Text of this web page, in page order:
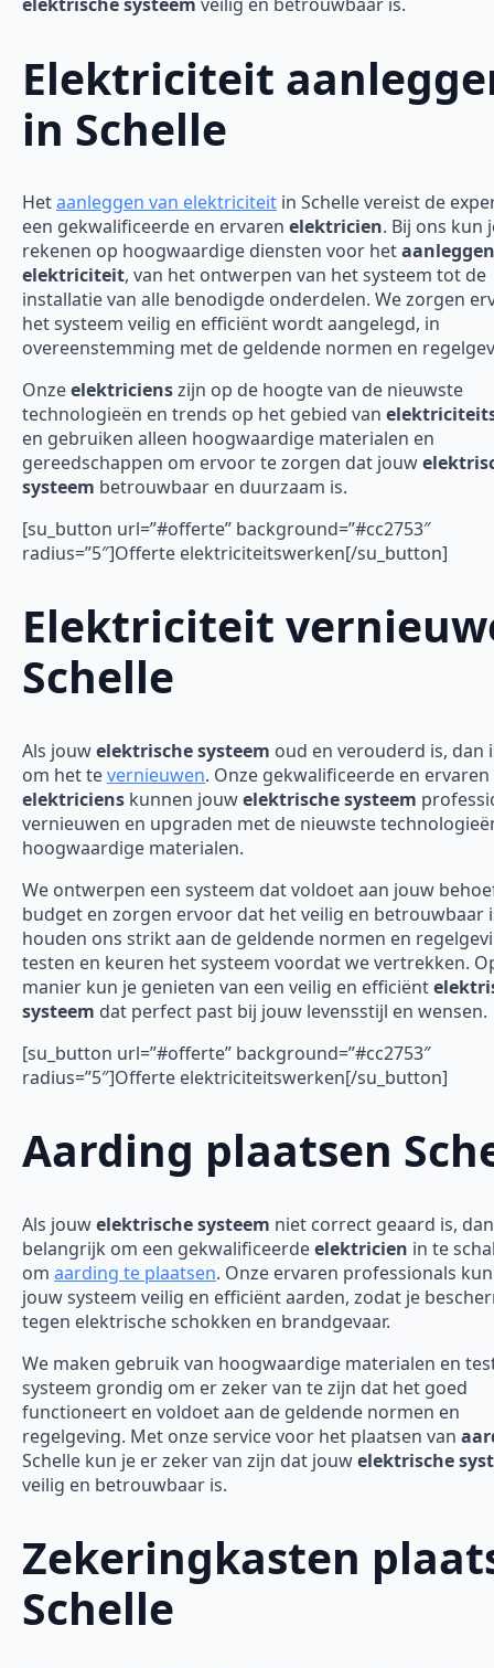
Elektriciteit
in Schelle
Hetaanleggen van elektriciteit in Schelle vereist de
een gekwalificeerde en ervaren elektricien. Bij ons kun
rekenen op hoogwaardige diensten voor het
elektriciteit, van het ontwerpen van het systeem tot de
installatie van alle benodigde onderdelen. We zorgen
het systeem veilig en efficiënt wordt aangelegd, in
overeenstemming met de geldende normen en
Onzeelektricienszijn op de hoogte van de nieuwste
technologieën en trends op het gebied van
en gebruiken alleen hoogwaardige materialen en
gereedschappen om ervoor te zorgen dat jouw
systeem betrouwbaar en duurzaam is.
[su_button url=”#offerte” background=”#cc2753″
radius=”5″]Offerte elektriciteitswerken[/su_button]
Elektriciteit
Schelle
Als jouwelektrische systeem oud en verouderd is, dan
om het tevernieuwen. Onze gekwalificeerde en ervaren
elektriciens kunnen jouwelektrische systeem
vernieuwen en upgraden met de nieuwste
hoogwaardige materialen.
We ontwerpen een systeem dat voldoet aan jouw
budget en zorgen ervoor dat het veilig en betrouwbaar
houden ons strikt aan de geldende normen en
testen en keuren het systeem voordat we vertrekken.
manier kun je genieten van een veilig en efficiënt
systeem dat perfect past bij jouw levensstijl en wensen.
[su_button url=”#offerte” background=”#cc2753″
radius=”5″]Offerte elektriciteitswerken[/su_button]
Aarding plaatsen
Als jouwelektrische systeem niet correct geaard is,
belangrijk om een gekwalificeerdeelektricien in te
om aarding te plaatsen. Onze ervaren professionals
jouw systeem veilig en efficiënt aarden, zodat je
tegen elektrische schokken en brandgevaar.
We maken gebruik van hoogwaardige materialen en
systeem grondig om er zeker van te zijn dat het goed
functioneert en voldoet aan de geldende normen en
regelgeving. Met onze service voor het plaatsen van
Schelle kun je er zeker van zijn dat jouwelektrische
veilig en betrouwbaar is.
Zekeringkasten
Schelle